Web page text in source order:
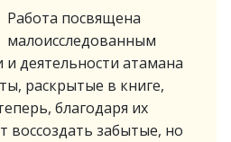
Работа посвящена
малоисследованным
деятельности атамана
раскрытые в книге,
благодаря их
воссоздать забытые, но